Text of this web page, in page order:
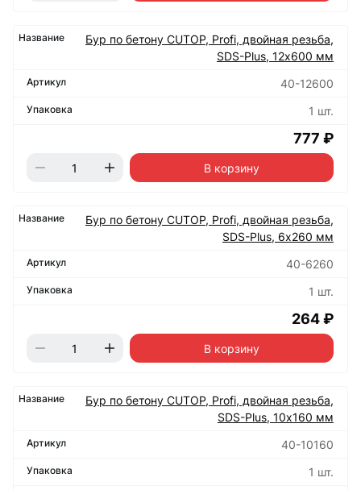
Бур по бетону CUTOP, Profi, двойная резьба,
SDS-Plus, 12х600 мм
40-12600
1 шт.
777 ₽
В корзину
Бур по бетону CUTOP, Profi, двойная резьба,
SDS-Plus, 6х260 мм
40-6260
1 шт.
264 ₽
В корзину
Бур по бетону CUTOP, Profi, двойная резьба,
SDS-Plus, 10х160 мм
40-10160
1 шт.